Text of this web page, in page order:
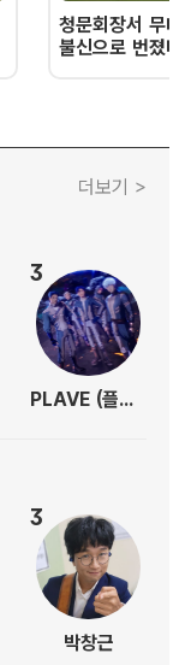
청문회장서 무너
불신으로 번졌
더보기 >
3
PLAVE (플레이브)
3
박창근